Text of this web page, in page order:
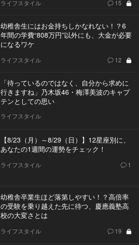
ライフスタイル 15
幼稚舎生にはお金持ちしかなれない！？6
年間の学費“808万円”以外にも、大金が必要
になるワケ
ライフスタイル 12
「待っているのではなく、自分から求めに
行きますね」乃木坂46・梅澤美波のキャプ
テンとしての思い
ライフスタイル
【8/23（月）～8/29（日）】12星座別に、
あなたの1週間の運勢をチェック！
ライフスタイル 1
幼稚舎卒業生ほど落第しやすい！？高倍率
の受験を乗り越えた先に待つ、慶應義塾高
校の大変さとは
ライフスタイル 19